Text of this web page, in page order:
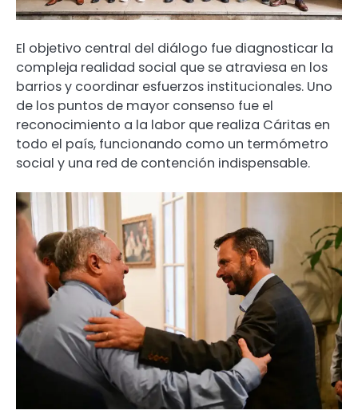
El objetivo central del diálogo fue diagnosticar la
compleja realidad social que se atraviesa en los
barrios y coordinar esfuerzos institucionales. Uno
de los puntos de mayor consenso fue el
reconocimiento a la labor que realiza Cáritas en
todo el país, funcionando como un termómetro
social y una red de contención indispensable.